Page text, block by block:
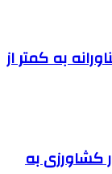
به کمتر از
کشاورزی به